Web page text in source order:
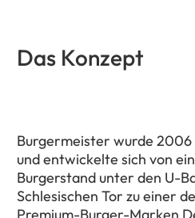
Das Konzept
Burgermeister wurde
und entwickelte sich von
Burgerstand unter den U-
Schlesischen Tor zu einer
Premium-Burger-Marken